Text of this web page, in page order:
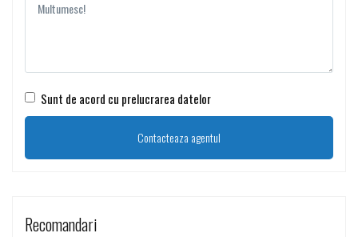
Sunt de acord cu prelucrarea datelor
Recomandari